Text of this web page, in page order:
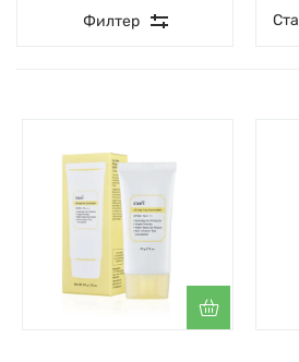
Филтер